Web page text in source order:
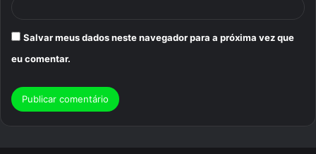
Salvar meus dados neste navegador para a próxima vez que
eu comentar.